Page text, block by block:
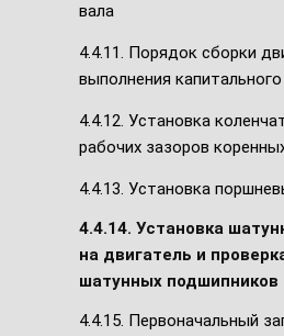
вала
4.4.11. Порядок сборки
выполнения
4.4.12. Установка
рабочих зазоров
4.4.13. Установка
4.4.14. Установка
на двигатель и
шатунных подшипников
4.4.15. Первоначальный